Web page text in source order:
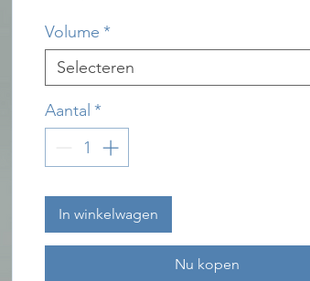
Volume *
Selecteren
Aantal *
In winkelwagen
Nu kopen